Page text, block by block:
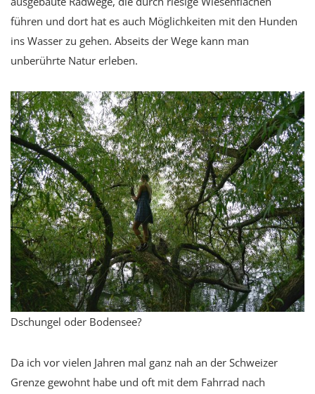
führen und dort hat es auch Möglichkeiten mit den Hunden
ins Wasser zu gehen. Abseits der Wege kann man
unberührte Natur erleben.
Dschungel oder Bodensee?
Da ich vor vielen Jahren mal ganz nah an der Schweizer
Grenze gewohnt habe und oft mit dem Fahrrad nach